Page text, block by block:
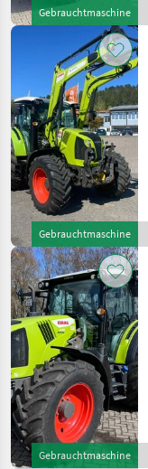
Gebrauchtmaschine
Gebrauchtmaschine
Gebrauchtmaschine